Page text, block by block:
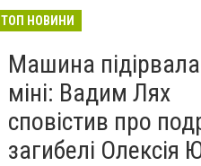
долучилися до
НОВИНИ
ТОП НОВИНИ
Машина
міні: Вадим Лях
сповістив про
загибелі Олексія